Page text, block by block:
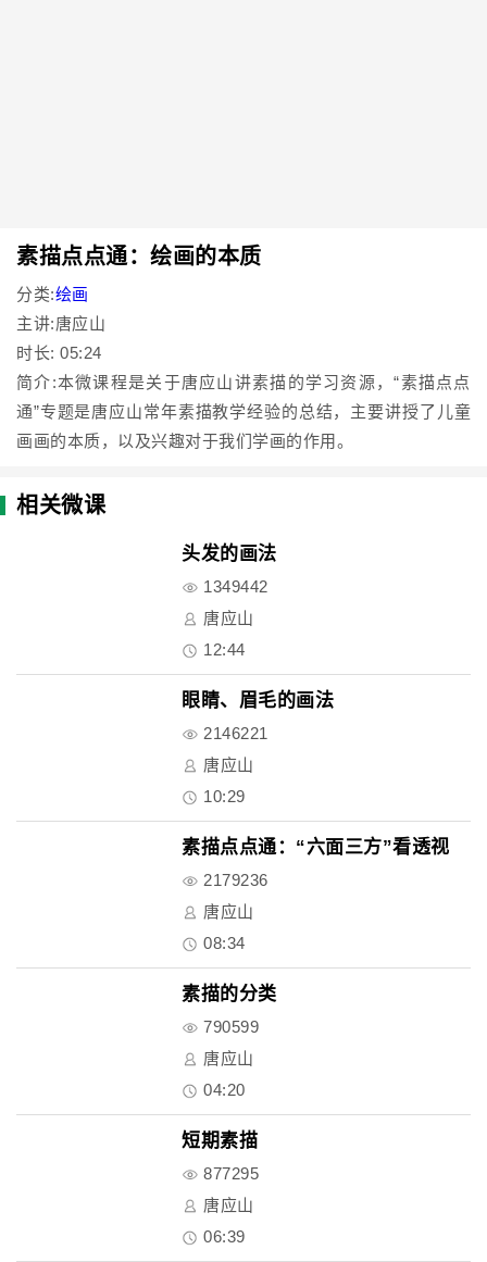
素描点点通：绘画的本质
分类:绘画
主讲:唐应山
时长: 05:24
简介:本微课程是关于唐应山讲素描的学习资源，“素描点点
通”专题是唐应山常年素描教学经验的总结，主要讲授了儿童
画画的本质，以及兴趣对于我们学画的作用。
相关微课
头发的画法
1349442
唐应山
12:44
眼睛、眉毛的画法
2146221
唐应山
10:29
素描点点通：“六面三方”看透视
2179236
唐应山
08:34
素描的分类
790599
唐应山
04:20
短期素描
877295
唐应山
06:39